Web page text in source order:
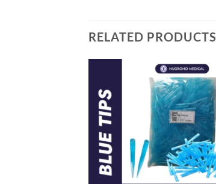
RELATED PRODUCTS